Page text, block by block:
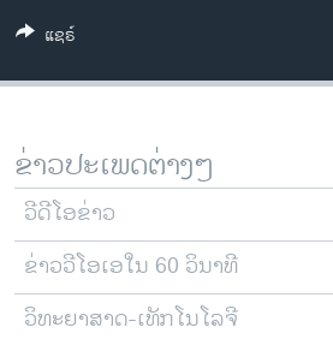
ວີດີໂອ
ສຽງ
ລາຍງານ
ຕິດຕາມພວກເຮົາ ທີ່
ພາສາຕ່າງໆ
ແຊຣ໌
ຂ່າວປະເພດຕ່າງໆ
ວີດີໂອຂ່າວ
ຂ່າວວີໂອເອໃນ 60 ວິນາທີ
ວິທະຍາສາດ-ເທັກໂນໂລຈີ